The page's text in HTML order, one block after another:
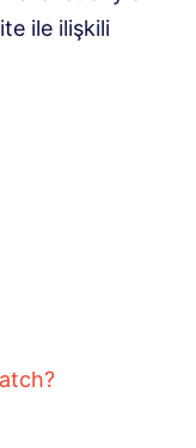
ile ilişkili